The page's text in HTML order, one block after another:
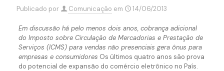
Publicado por Comunicação em 14/06/2013
Em discussão há pelo menos dois anos, cobrança adicional
do Imposto sobre Circulação de Mercadorias e Prestação de
Serviços (ICMS) para vendas não presenciais gera ônus para
empresas e consumidores Os últimos quatro anos são prova
do potencial de expansão do comércio eletrônico no País.